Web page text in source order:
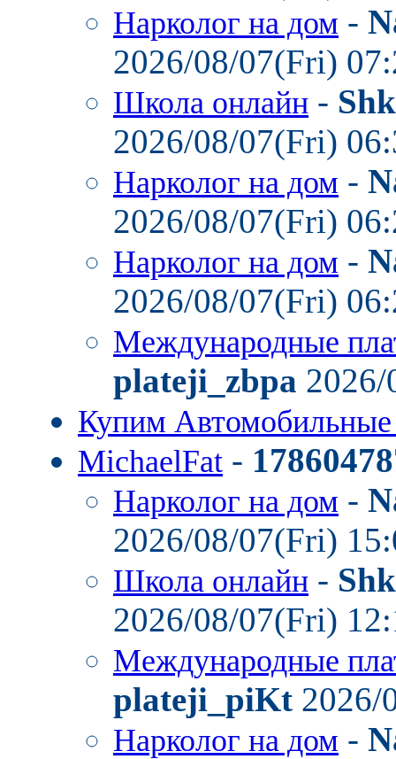
Нарколог на дом -
2026/08/07(Fri)
Школа онлайн -
2026/08/07(Fri)
Нарколог на дом -
2026/08/07(Fri)
Нарколог на дом -
2026/08/07(Fri)
Международные
plateji_zbpa
Купим
MichaelFat -
Нарколог на дом -
2026/08/07(Fri)
Школа онлайн -
2026/08/07(Fri)
Международные
plateji_piKt 2026/
Нарколог на дом -